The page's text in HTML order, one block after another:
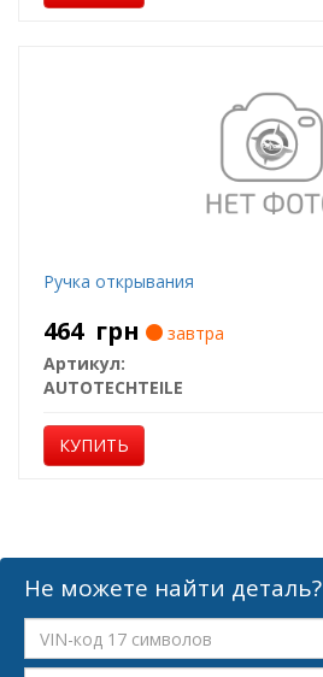
Ручка открывания
464 грн
завтра
Артикул:
AUTOTECHTEILE
КУПИТЬ
Не можете найти деталь?